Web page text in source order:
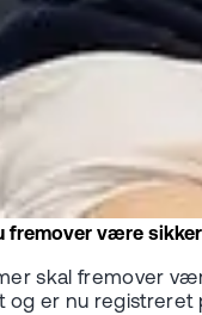
fremover være
skal fremover
og er nu